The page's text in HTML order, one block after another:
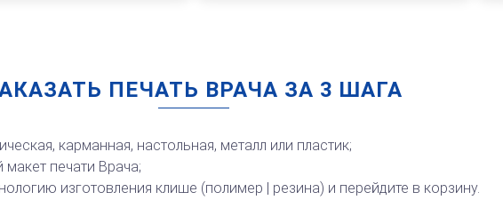
ПЕЧАТЬ ВРАЧА ЗА 3 ШАГА
карманная, настольная, металл или пластик;
печати Врача;
изготовления клише (полимер | резина) и перейдите в корзину.